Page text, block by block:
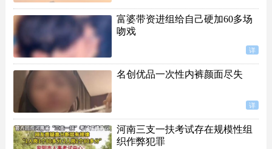
富婆带资进组给自己硬加60多场
吻戏
详
名创优品一次性内裤颜面尽失
详
河南三支一扶考试存在规模性组
织作弊犯罪